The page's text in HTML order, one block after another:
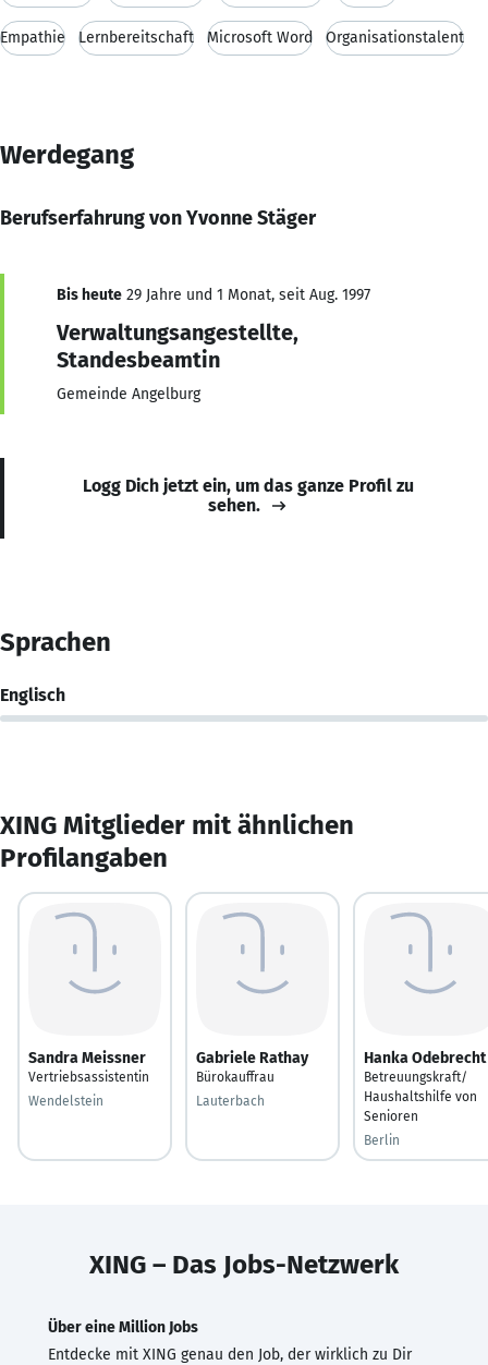
Empathie Lernbereitschaft Microsoft Word Organisationstalent
Werdegang
Berufserfahrung von Yvonne Stäger
Bis heute 29 Jahre und 1 Monat, seit Aug. 1997
Verwaltungsangestellte,
Standesbeamtin
Gemeinde Angelburg
Logg Dich jetzt ein, um das ganze Profil zu
sehen.
Sprachen
Englisch
XING Mitglieder mit ähnlichen
Profilangaben
Sandra Meissner
Vertriebsassistentin
Wendelstein
Gabriele Rathay
Bürokauffrau
Lauterbach
Hanka Odebrecht
Betreuungskraft/
Haushaltshilfe von
Senioren
Berlin
XING – Das Jobs-Netzwerk
Über eine Million Jobs
Entdecke mit XING genau den Job, der wirklich zu Dir